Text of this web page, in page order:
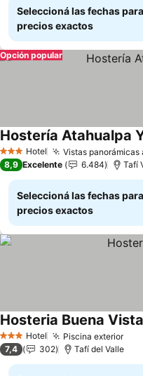
Seleccioná las fechas
precios exactos
Opción popular
3 Estrellas
Hotel Vistas panorámicas
Hostería Atahualpa
8,9 Excelente 6.484 Tafí
Seleccioná las fechas
precios exactos
3 Estrellas
Hotel Piscina exteriorVer
Hosteria Buena Vista
7,4 302 Tafí del Valle